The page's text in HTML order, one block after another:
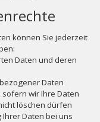
können Sie jederzeit
Daten und deren
Daten
wir Ihre Daten
löschen dürfen
Daten bei uns